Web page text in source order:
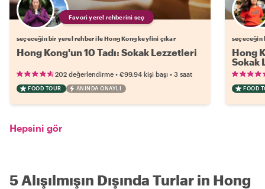
Favori yerel rehberini seç
seçeceğin bir yerel rehber ile Hong Kong keyfini çıkar
Hong Kong'un 10 Tadı: Sokak Lezzetleri
202 değerlendirme • €99.94 kişi başı • 3 saat
FOOD TOUR ANINDA ONAYLI
seçeceğin
Hong
Sokak
FOOD
Hepsini gör
5 Alışılmışın Dışında Turlar in Hong